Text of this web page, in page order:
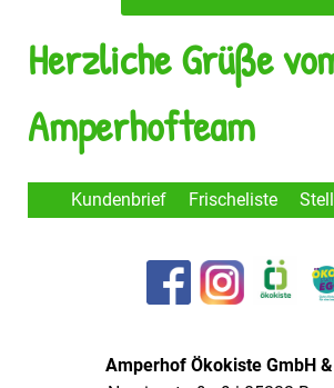
Herzliche Grüße
Amperhofteam
Kundenbrief Frischeliste
Amperhof Ökokiste GmbH &